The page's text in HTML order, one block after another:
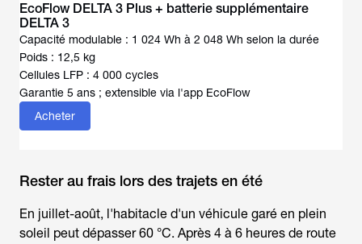
EcoFlow DELTA 3 Plus + batterie supplémentaire
DELTA 3
Capacité modulable : 1 024 Wh à 2 048 Wh selon la durée
Poids : 12,5 kg
Cellules LFP : 4 000 cycles
Garantie 5 ans ; extensible via l'app EcoFlow
Acheter
Rester au frais lors des trajets en été
En juillet-août, l'habitacle d'un véhicule garé en plein
soleil peut dépasser 60 °C. Après 4 à 6 heures de route